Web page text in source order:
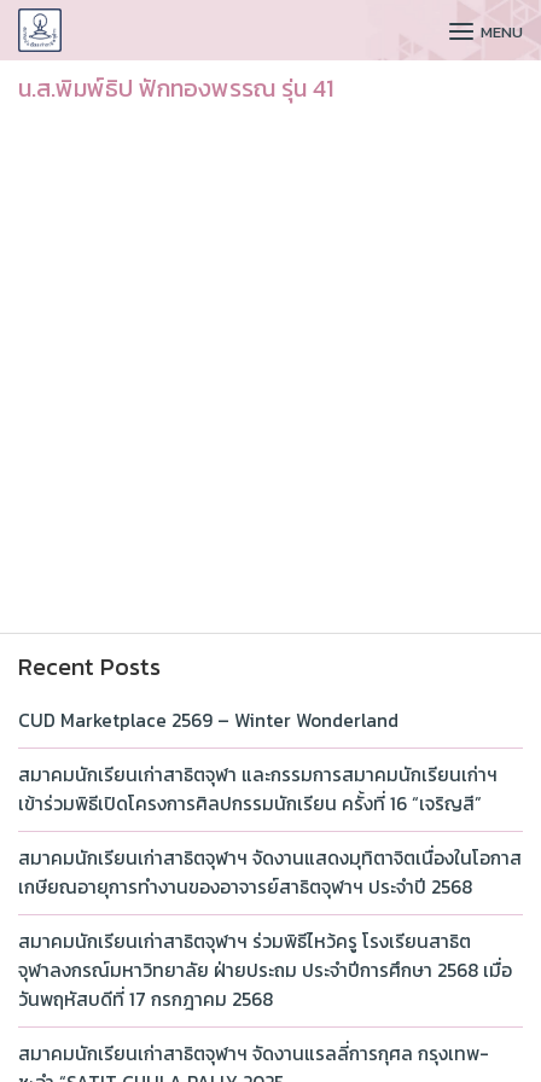
CUDAA MENU
น.ส.พิมพ์ธิป ฟักทองพรรณ รุ่น 41
Recent Posts
CUD Marketplace 2569 – Winter Wonderland
สมาคมนักเรียนเก่าสาธิตจุฬา และกรรมการสมาคมนักเรียนเก่าฯ
เข้าร่วมพิธีเปิดโครงการศิลปกรรมนักเรียน ครั้งที่ 16 “เจริญสี”
สมาคมนักเรียนเก่าสาธิตจุฬาฯ จัดงานแสดงมุทิตาจิตเนื่องในโอกาส
เกษียณอายุการทำงานของอาจารย์สาธิตจุฬาฯ ประจำปี 2568
สมาคมนักเรียนเก่าสาธิตจุฬาฯ ร่วมพิธีไหว้ครู โรงเรียนสาธิต
จุฬาลงกรณ์มหาวิทยาลัย ฝ่ายประถม ประจำปีการศึกษา 2568 เมื่อ
วันพฤหัสบดีที่ 17 กรกฎาคม 2568
สมาคมนักเรียนเก่าสาธิตจุฬาฯ จัดงานแรลลี่การกุศล กรุงเทพ-